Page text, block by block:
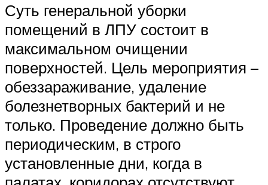
Суть генеральной уборки
помещений в ЛПУ состоит в
максимальном очищении
поверхностей. Цель мероприятия –
обеззараживание, удаление
болезнетворных бактерий и не
только. Проведение должно быть
периодическим, в строго
установленные дни, когда в